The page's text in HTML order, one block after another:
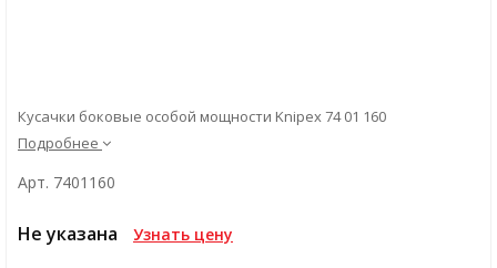
Кусачки боковые особой мощности Knipex 74 01 160
Подробнее
Арт. 7401160
Не указана Узнать цену